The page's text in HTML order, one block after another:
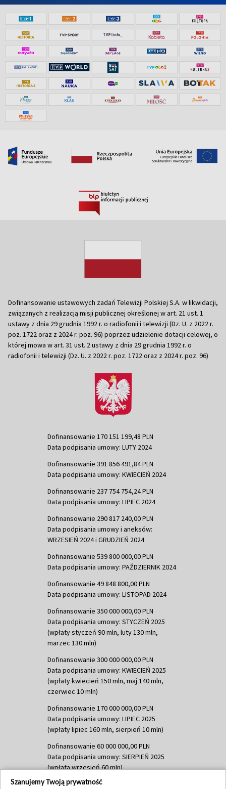
Dofinansowanie ustawowych zadań Telewizji Polskiej S.A. w likwidacji,
związanych z realizacją misji publicznej określonej w art. 21 ust. 1
ustawy z dnia 29 grudnia 1992 r. o radiofonii i telewizji (Dz. U. z 2022 r.
poz. 1722 oraz z 2024 r. poz. 96) poprzez udzielenie dotacji celowej, o
której mowa w art. 31 ust. 2 ustawy z dnia 29 grudnia 1992 r. o
radiofonii i telewizji (Dz. U. z 2022 r. poz. 1722 oraz z 2024 r. poz. 96)
Dofinansowanie 170 151 199,48 PLN
Data podpisania umowy: LUTY 2024
Dofinansowanie 391 856 491,84 PLN
Data podpisania umowy: KWIECIEŃ 2024
Dofinansowanie 237 754 754,24 PLN
Data podpisania umowy: LIPIEC 2024
Dofinansowanie 290 817 240,00 PLN
Data podpisania umowy i aneksów:
WRZESIEŃ 2024 i GRUDZIEŃ 2024
Dofinansowanie 539 800 000,00 PLN
Data podpisania umowy: PAŹDZIERNIK 2024
Dofinansowanie 49 848 800,00 PLN
Data podpisania umowy: LISTOPAD 2024
Dofinansowanie 350 000 000,00 PLN
Data podpisania umowy: STYCZEŃ 2025
(wpłaty styczeń 90 mln, luty 130 mln,
marzec 130 mln)
Dofinansowanie 300 000 000,00 PLN
Data podpisania umowy: KWIECIEŃ 2025
(wpłaty kwiecień 150 mln, maj 140 mln,
czerwiec 10 mln)
Dofinansowanie 170 000 000,00 PLN
Data podpisania umowy: LIPIEC 2025
(wpłaty lipiec 160 mln, sierpień 10 mln)
Dofinansowanie 60 000 000,00 PLN
Data podpisania umowy: SIERPIEŃ 2025
(wpłata wrzesień 60 mln)
Dofinansowanie 635 783 051,21 PLN
Szanujemy Twoją prywatność